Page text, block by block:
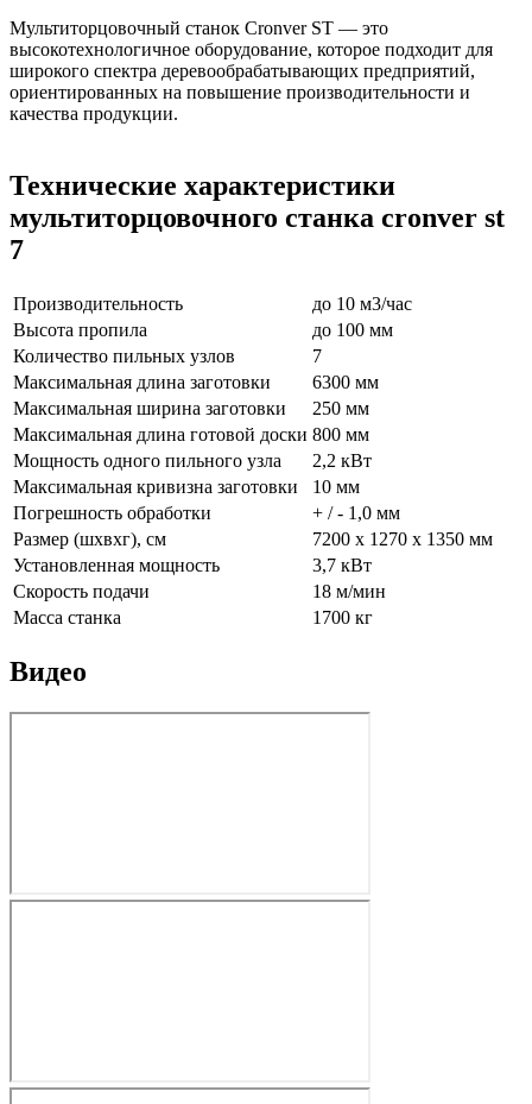
Мультиторцовочный станок Cronver ST — это
высокотехнологичное оборудование, которое подходит для
широкого спектра деревообрабатывающих предприятий,
ориентированных на повышение производительности и
качества продукции.
Технические характеристики
мультиторцовочного станка cronver st
7
Производительность
до 10 м3/час
Высота пропила
до 100 мм
Количество пильных узлов
7
Максимальная длина заготовки
6300 мм
Максимальная ширина заготовки
250 мм
Максимальная длина готовой доски 800 мм
Мощность одного пильного узла
2,2 кВт
Максимальная кривизна заготовки
10 мм
Погрешность обработки
+ / - 1,0 мм
Размер (шxвxг), см
7200 х 1270 х 1350 мм
Установленная мощность
3,7 кВт
Скорость подачи
18 м/мин
Масса станка
1700 кг
Видео